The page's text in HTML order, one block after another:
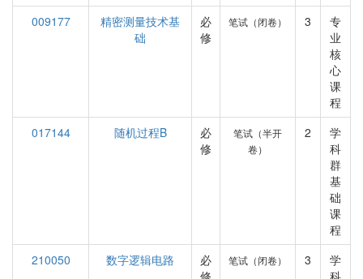
009177
精密测量技术基
础
必
修
笔试（闭卷） 3
专
业
核
心
课
程
017144
随机过程B
必
修
笔试（半开
卷）
2
学
科
群
基
础
课
程
210050
数字逻辑电路
必
修
笔试（闭卷） 3
学
科